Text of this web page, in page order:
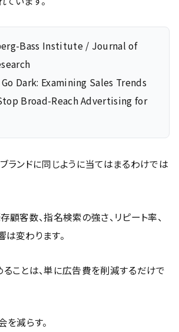
Bass Institute / Journal of
Go Dark: Examining Sales Trends
Broad-Reach Advertising for
ランドに同じように当てはまるわけでは
顧客数、指名検索の強さ、リピート率、
変わります。
ることは、単に広告費を削減するだけで
減らす。